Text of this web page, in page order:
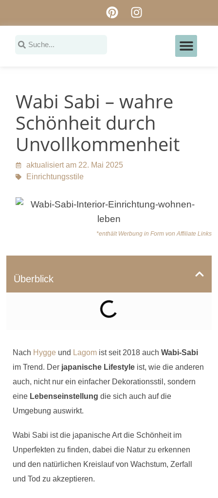
Wabi Sabi – wahre
Schönheit durch
Unvollkommenheit
aktualisiert am 22. Mai 2025
Einrichtungsstile
*enthält Werbung in Form von Affiliate Links
Überblick
Nach Hygge und Lagom ist seit 2018 auchWabi-Sabi
im Trend. Der japanische Lifestyle ist, wie die anderen
auch, nicht nur ein einfacher Dekorationsstil, sondern
eine Lebenseinstellung die sich auch auf die
Umgebung auswirkt.
Wabi Sabi ist die japanische Art die Schönheit im
Unperfekten zu finden, dabei die Natur zu erkennen
und den natürlichen Kreislauf von Wachstum, Zerfall
und Tod zu akzeptieren.